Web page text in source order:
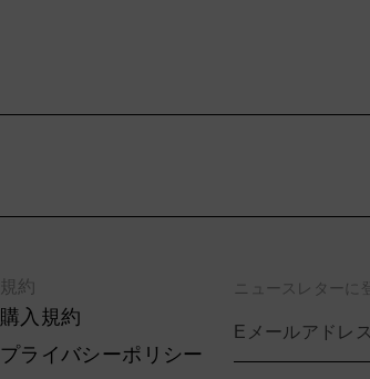
規約
購入規約
プライバシーポリシー
ニュースレターに
Eメールアドレ